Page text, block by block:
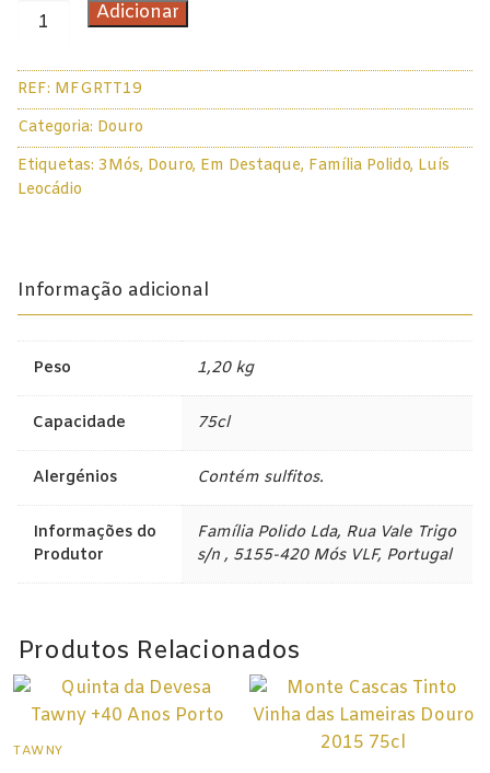
Vinhos do Porto
Vintage
Tawny
Champagne
Espumantes
Vale Presente
Em Destaque
Quantidade
Móos
Filão
da
Grixa
Reserva
Adicionar
REF: MFGRTT19
Categoria: Douro
Etiquetas: 3Mós, Douro, Em Destaque, Família Polido, Luís
Leocádio
Informação adicional
Peso 1,20 kg
Capacidade 75cl
Alergénios Contém sulfitos.
Informações do
Produtor
Família Polido Lda, Rua Vale Trigo
s/n , 5155-420 Mós VLF, Portugal
Produtos Relacionados
TAWNY